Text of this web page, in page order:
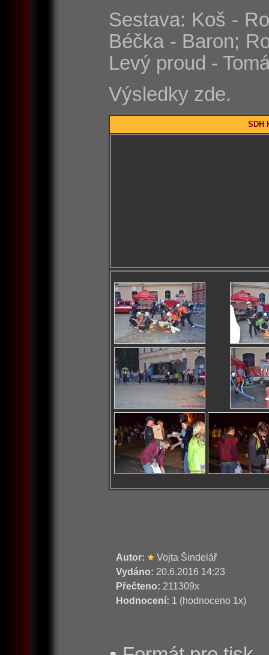
Sestava: Koš -
Béčka - Baron;
Levý proud -
Výsledky zde.
SDH
Autor:
Vojta Šindelář
Vydáno: 20.6.2016 14:23
Přečteno: 211309x
Hodnocení: 1 (hodnoceno 1x)